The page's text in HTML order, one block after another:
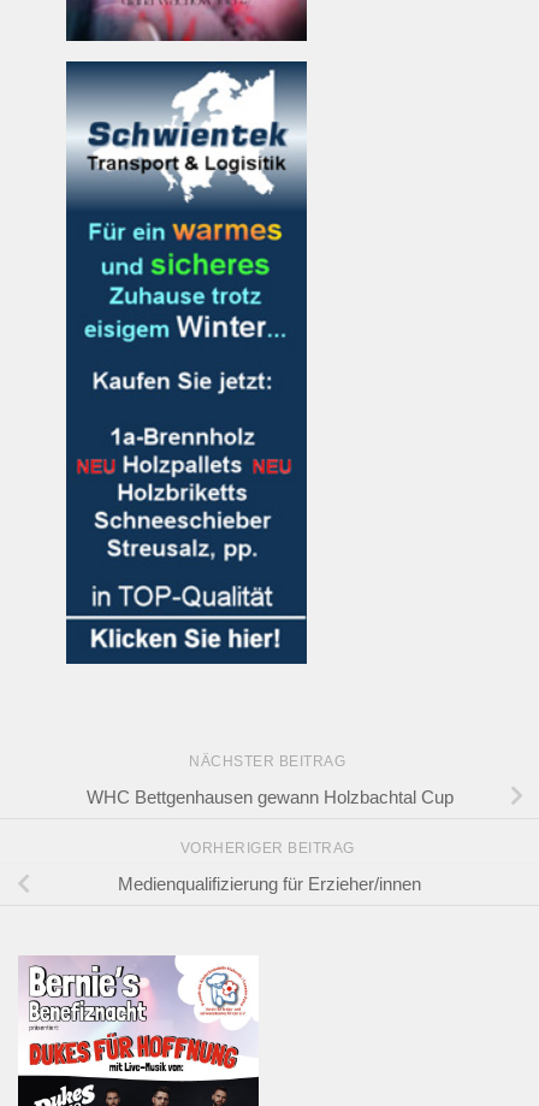
NÄCHSTER BEITRAG
WHC Bettgenhausen gewann Holzbachtal Cup
VORHERIGER BEITRAG
Medienqualifizierung für Erzieher/innen